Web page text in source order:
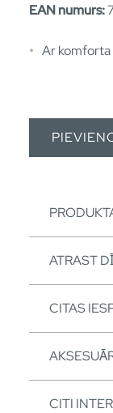
EAN numurs:
Ar komforta
ATRAST
CITAS
CITI